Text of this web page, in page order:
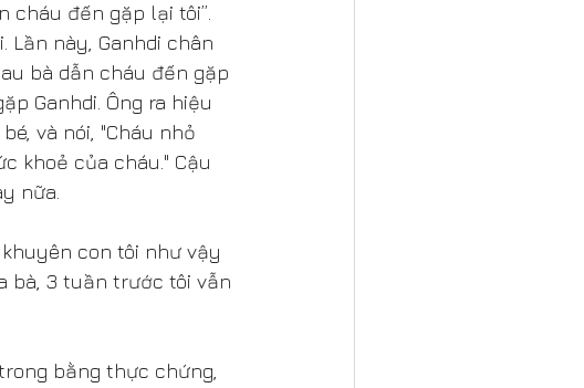
cháu đến gặp lại tôi”.
Lần này, Ganhdi chân
bà dẫn cháu đến gặp
Ganhdi. Ông ra hiệu
và nói, "Cháu nhỏ
khoẻ của cháu." Cậu
nữa.
con tôi như vậy
bà, 3 tuần trước tôi vẫn
bằng thực chứng,